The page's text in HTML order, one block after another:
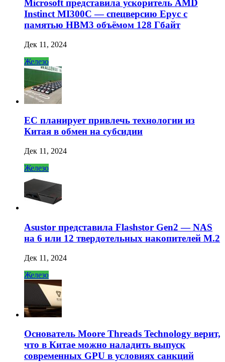
Microsoft представила ускоритель AMD
Instinct MI300C — спецверсию Epyc с
памятью HBM3 объёмом 128 Гбайт
Дек 11, 2024
Железо
ЕС планирует привлечь технологии из
Китая в обмен на субсидии
Дек 11, 2024
Железо
Asustor представила Flashstor Gen2 — NAS
на 6 или 12 твердотельных накопителей M.2
Дек 11, 2024
Железо
Основатель Moore Threads Technology верит,
что в Китае можно наладить выпуск
современных GPU в условиях санкций